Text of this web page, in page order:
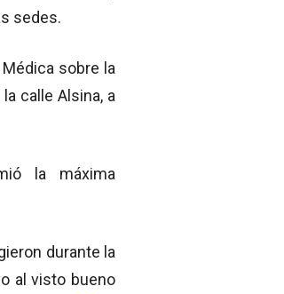
sedes.
sobre la
calle Alsina, a
la máxima
durante la
al visto bueno